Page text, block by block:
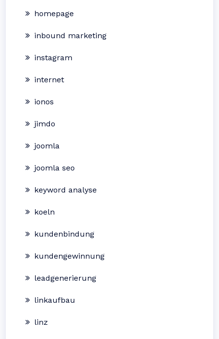
homepage
inbound marketing
instagram
internet
ionos
jimdo
joomla
joomla seo
keyword analyse
koeln
kundenbindung
kundengewinnung
leadgenerierung
linkaufbau
linz